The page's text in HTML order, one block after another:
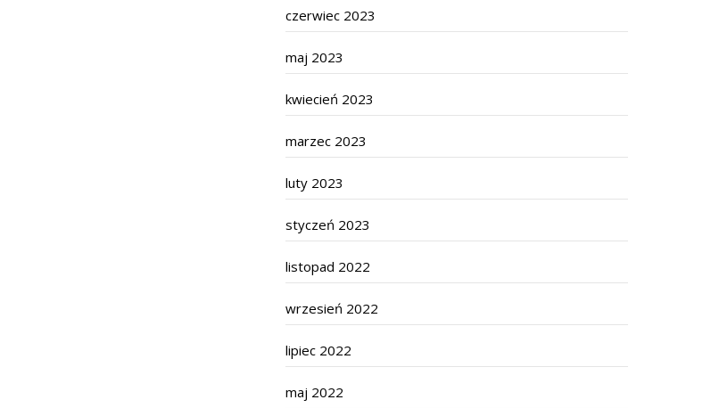
czerwiec 2023
maj 2023
kwiecień 2023
marzec 2023
luty 2023
styczeń 2023
listopad 2022
wrzesień 2022
lipiec 2022
maj 2022